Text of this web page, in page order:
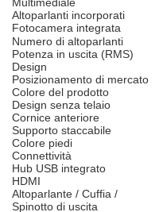
Altoparlanti incorporati
Fotocamera integrata
Numero di altoparlanti
Potenza in uscita (RMS)
Design
Posizionamento di mercato
Colore del prodotto
Design senza telaio
Cornice anteriore
Supporto staccabile
Colore piedi
Connettività
Hub USB integrato
HDMI
Altoparlante / Cuffia /
Spinotto di uscita